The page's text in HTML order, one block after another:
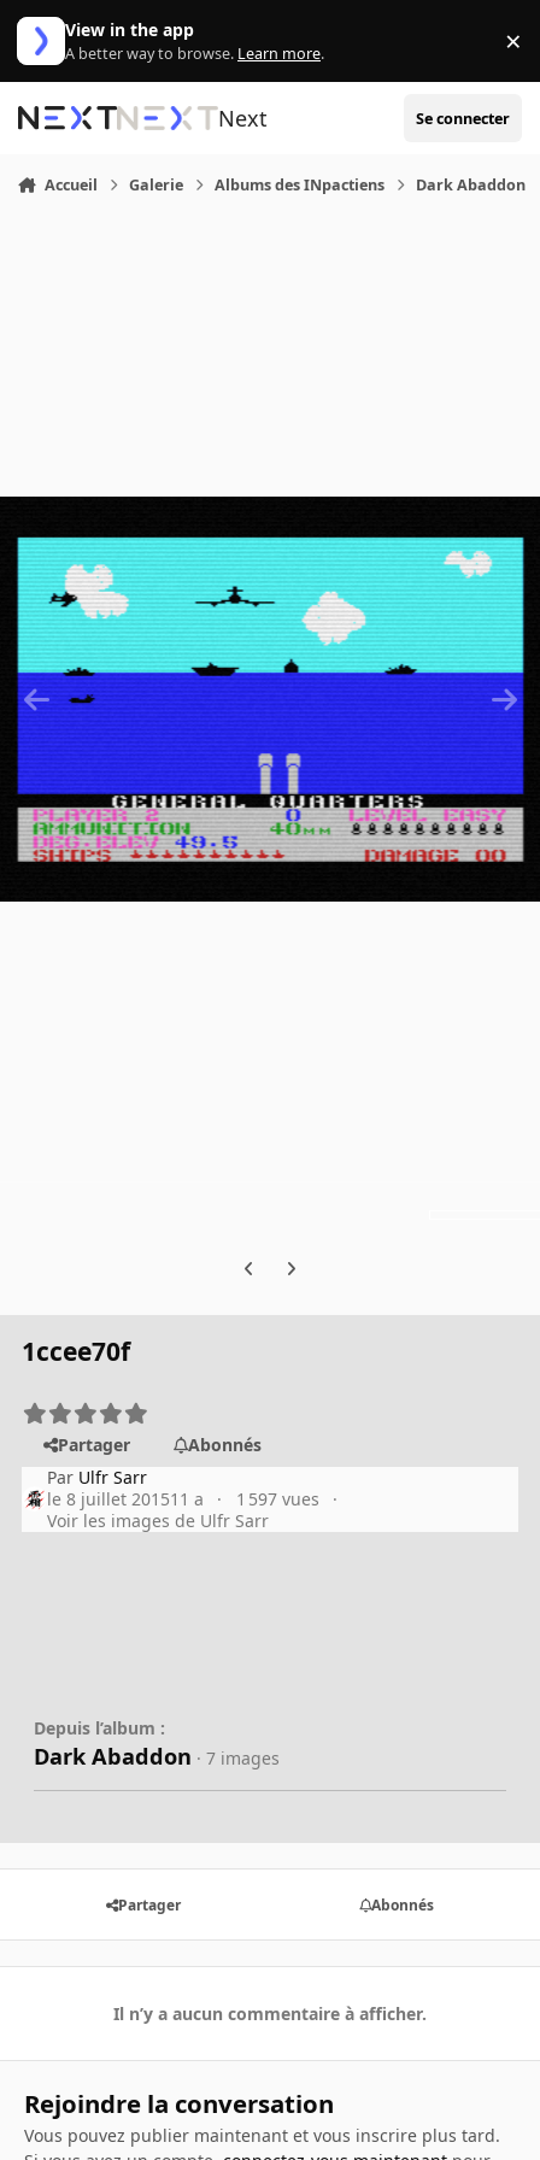
Aller au contenu
View in the app
A better way to browse. Learn more. ×
Next Se connecter
Accueil Galerie Albums des INpactiens Dark Abaddon
Previous carousel slide
Next carousel slide
1ccee70f
Partager
Abonnés
Par Ulfr Sarr
le 8 juillet 201511 a
1 597 vues
Voir les images de Ulfr Sarr
Depuis l’album :
Dark Abaddon · 7 images
Partager Abonnés
Il n’y a aucun commentaire à afficher.
Rejoindre la conversation
Vous pouvez publier maintenant et vous inscrire plus tard.